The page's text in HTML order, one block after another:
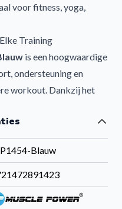
voor fitness, yoga,
Training
is een hoogwaardige
ondersteuning en
workout. Dankzij het
stretching, yoga,
fysiopraktijk, personal
zorgt voor
Gymnastiekmat?
Blauw